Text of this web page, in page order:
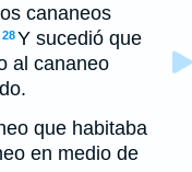
cananeos
28Y sucedió que
al cananeo
que habitaba
en medio de